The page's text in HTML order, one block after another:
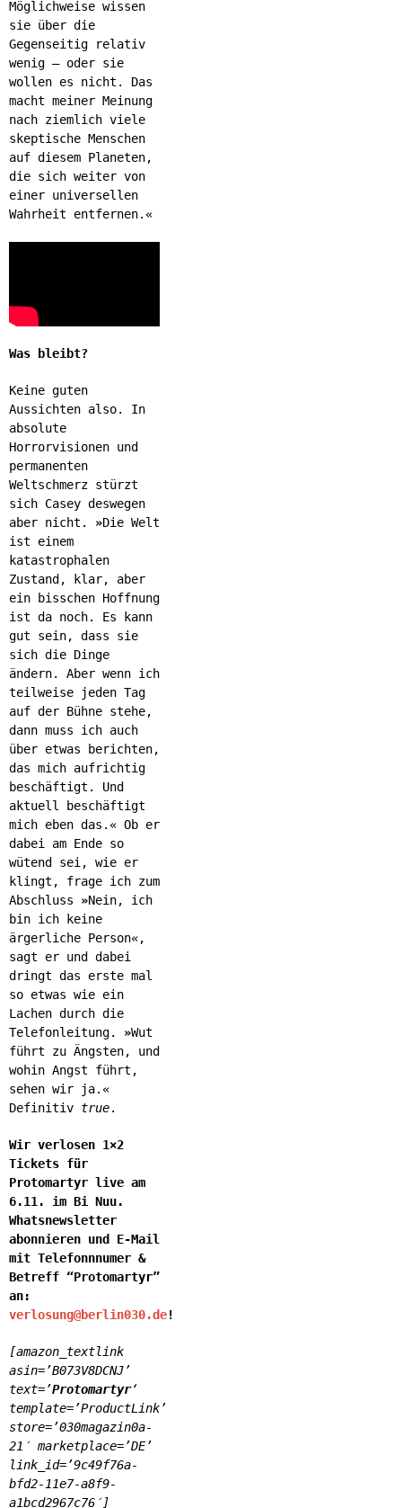
Möglichweise wissen
sie über die
Gegenseitig relativ
wenig – oder sie
wollen es nicht. Das
macht meiner Meinung
nach ziemlich viele
skeptische Menschen
auf diesem Planeten,
die sich weiter von
einer universellen
Wahrheit entfernen.«
Was bleibt?
Keine guten
Aussichten also. In
absolute
Horrorvisionen und
permanenten
Weltschmerz stürzt
sich Casey deswegen
aber nicht. »Die Welt
ist einem
katastrophalen
Zustand, klar, aber
ein bisschen Hoffnung
ist da noch. Es kann
gut sein, dass sie
sich die Dinge
ändern. Aber wenn ich
teilweise jeden Tag
auf der Bühne stehe,
dann muss ich auch
über etwas berichten,
das mich aufrichtig
beschäftigt. Und
aktuell beschäftigt
mich eben das.« Ob er
dabei am Ende so
wütend sei, wie er
klingt, frage ich zum
Abschluss »Nein, ich
bin ich keine
ärgerliche Person«,
sagt er und dabei
dringt das erste mal
so etwas wie ein
Lachen durch die
Telefonleitung. »Wut
führt zu Ängsten, und
wohin Angst führt,
sehen wir ja.«
Definitiv true.
Wir verlosen 1×2
Tickets für
Protomartyr live am
6.11. im Bi Nuu.
Whatsnewsletter
abonnieren und E-Mail
mit Telefonnnumer &
Betreff “Protomartyr”
an:
verlosung@berlin030.de!
[amazon_textlink
asin=’B073V8DCNJ’
text=’Protomartyr‘
template=’ProductLink’
store=’030magazin0a-
21′ marketplace=’DE’
link_id=’9c49f76a-
bfd2-11e7-a8f9-
a1bcd2967c76′]